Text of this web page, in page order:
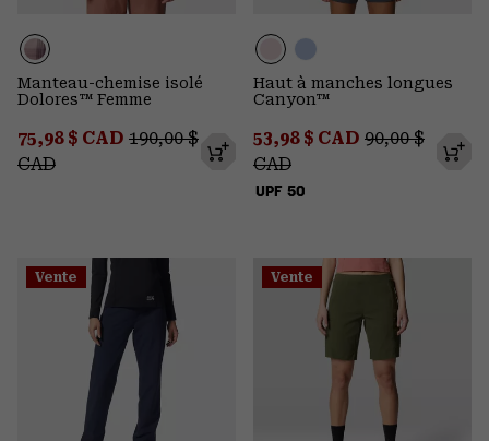
Manteau-chemise isolé
Dolores™ Femme
Sale price:
75,98 $ CAD Regular price:
190,00 $
CAD
UPF 50
Haut à manches longues
Canyon™
Sale price:
53,98 $ CAD Regular price:
90,00 $
CAD
Vente Vente